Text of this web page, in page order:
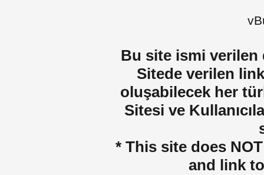
Bu site ismi verilen
Sitede verilen
oluşabilecek her
Sitesi ve
* This site does
and link